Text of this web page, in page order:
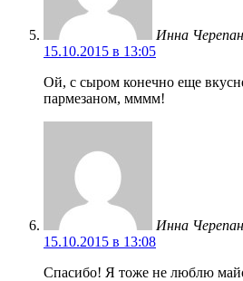
Инна
15.10.2015 в 13:05
Ой, с сыром конечно еще
пармезаном, мммм!
Инна
15.10.2015 в 13:08
Спасибо! Я тоже не люблю